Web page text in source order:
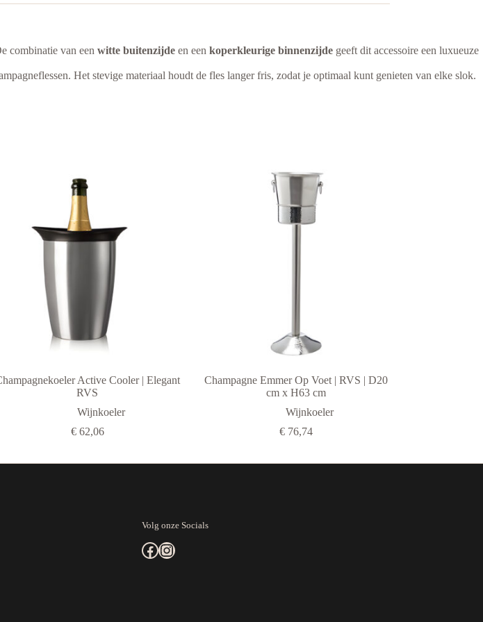
combinatie van een witte buitenzijde en een koperkleurige binnenzijde geeft dit accessoire een luxueuze
Het stevige materiaal houdt de fles langer fris, zodat je optimaal kunt genieten van elke slok.
Active Cooler | Elegant
RVS
Wijnkoeler
€62,06
Champagne Emmer Op Voet | RVS | D20
cm x H63 cm
Wijnkoeler
€76,74
Volg onze Socials
Facebook Instagram